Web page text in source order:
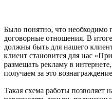
Было понятно, что необходимо
договорные отношения. В
должны быть для нашего
клиент становится для нас
размещать рекламу в
получаем за это
Такая схема работы позволяет